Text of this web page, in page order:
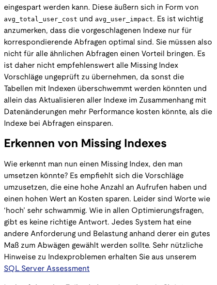
eingespart werden kann. Diese äußern sich in Form von
avg_total_user_cost und avg_user_impact. Es ist wichtig
anzumerken, dass die vorgeschlagenen Indexe nur für
korrespondierende Abfragen optimal sind. Sie müssen also
nicht für alle ähnlichen Abfragen einen Vorteil bringen. Es
ist daher nicht empfehlenswert alle Missing Index
Vorschläge ungeprüft zu übernehmen, da sonst die
Tabellen mit Indexen überschwemmt werden könnten und
allein das Aktualisieren aller Indexe im Zusammenhang mit
Datenänderungen mehr Performance kosten könnte, als die
Indexe bei Abfragen einsparen.
Erkennen von Missing Indexes
Wie erkennt man nun einen Missing Index, den man
umsetzen könnte? Es empfiehlt sich die Vorschläge
umzusetzen, die eine hohe Anzahl an Aufrufen haben und
einen hohen Wert an Kosten sparen. Leider sind Worte wie
‘hoch’ sehr schwammig. Wie in allen Optimierungsfragen,
gibt es keine richtige Antwort. Jedes System hat eine
andere Anforderung und Belastung anhand derer ein gutes
Maß zum Abwägen gewählt werden sollte. Sehr nützliche
Hinweise zu Indexproblemen erhalten Sie aus unserem
SQL Server Assessment